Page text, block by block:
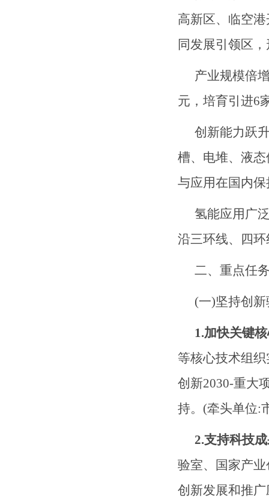
高新区、临空
同发展引领区
产业规模倍
元， 培育引进6
创新能力跃
槽、电堆、液
与应用在国内
氢能应用广
沿三环线、四
二、重点任
(一)坚持创
1.加快关键
等核心技术组
创新2030-重大
持。(牵头单位:
2.支持科技
验室、国家产
创新发展和推